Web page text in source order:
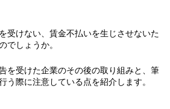
受けない、賃金不払いを生じさせないた
でしょうか。
を受けた企業のその後の取り組みと、筆
う際に注意している点を紹介します。